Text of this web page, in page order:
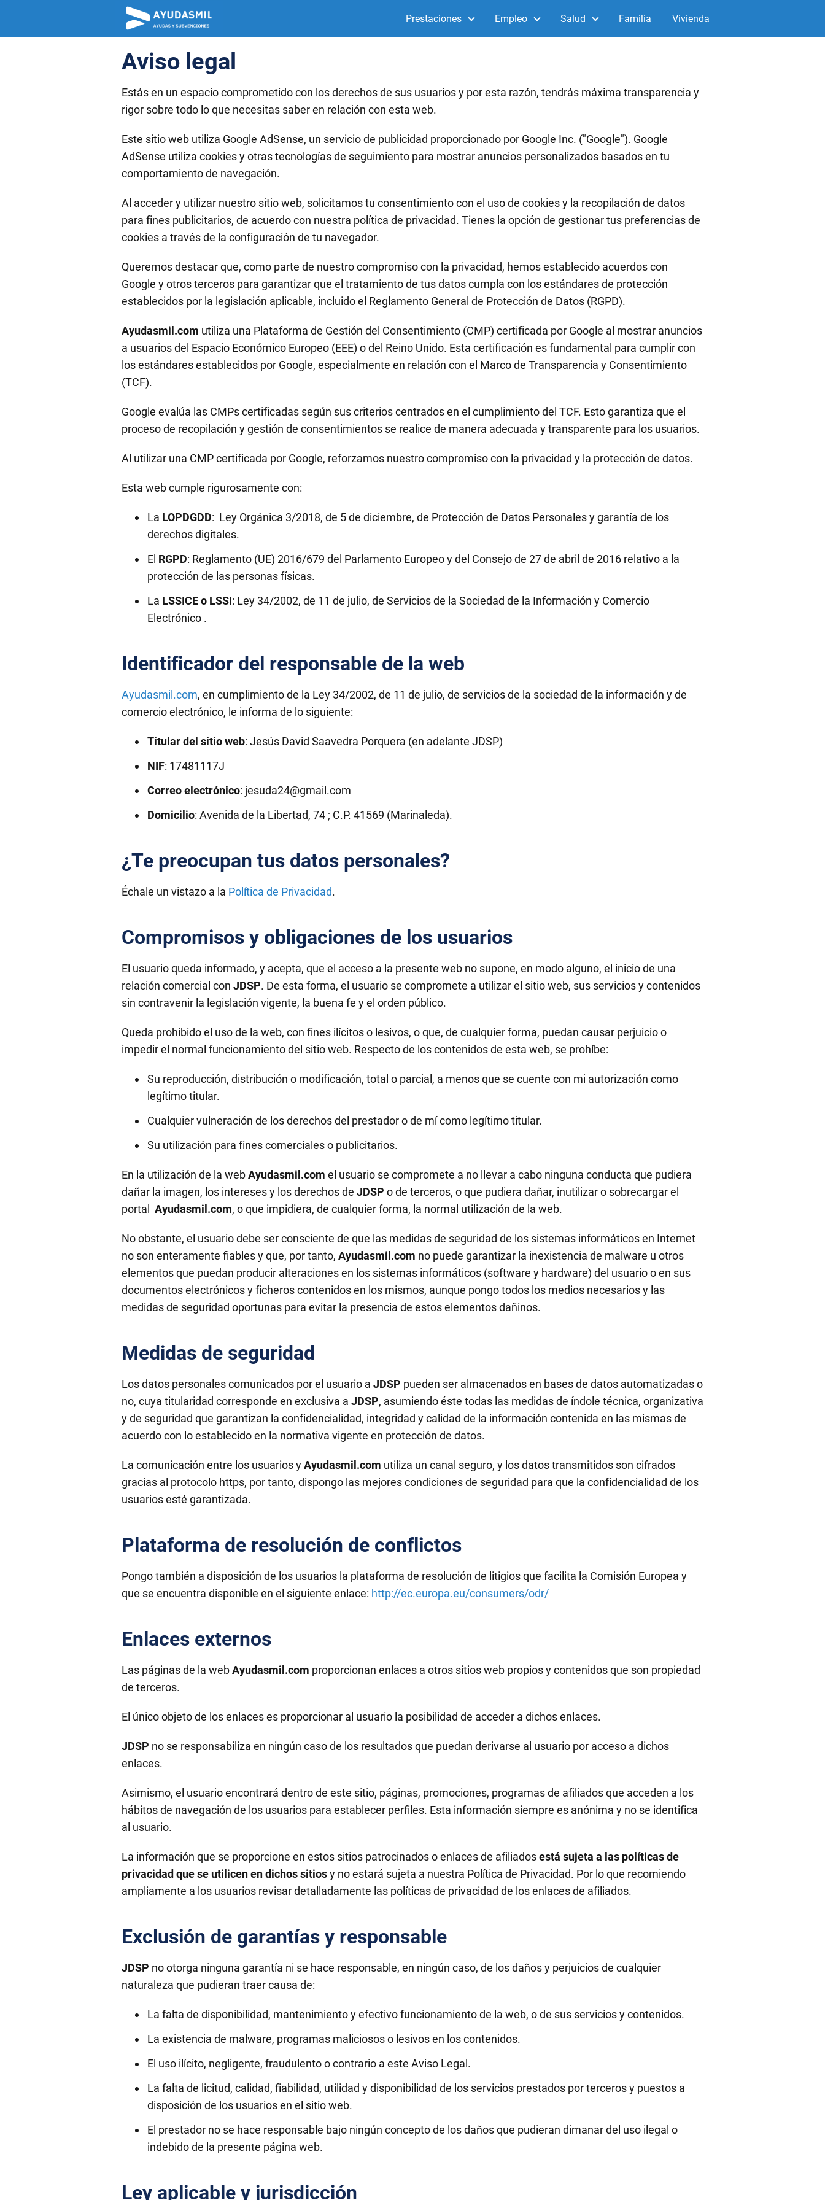
Prestaciones Empleo Salud Familia Vivienda
Aviso legal
Estás en un espacio comprometido con los derechos de sus usuarios y por esta razón, tendrás máxima transparencia y
rigor sobre todo lo que necesitas saber en relación con esta web.
Este sitio web utiliza Google AdSense, un servicio de publicidad proporcionado por Google Inc. ("Google"). Google
AdSense utiliza cookies y otras tecnologías de seguimiento para mostrar anuncios personalizados basados en tu
comportamiento de navegación.
Al acceder y utilizar nuestro sitio web, solicitamos tu consentimiento con el uso de cookies y la recopilación de datos
para fines publicitarios, de acuerdo con nuestra política de privacidad. Tienes la opción de gestionar tus preferencias de
cookies a través de la configuración de tu navegador.
Queremos destacar que, como parte de nuestro compromiso con la privacidad, hemos establecido acuerdos con
Google y otros terceros para garantizar que el tratamiento de tus datos cumpla con los estándares de protección
establecidos por la legislación aplicable, incluido el Reglamento General de Protección de Datos (RGPD).
Ayudasmil.com utiliza una Plataforma de Gestión del Consentimiento (CMP) certificada por Google al mostrar anuncios
a usuarios del Espacio Económico Europeo (EEE) o del Reino Unido. Esta certificación es fundamental para cumplir con
los estándares establecidos por Google, especialmente en relación con el Marco de Transparencia y Consentimiento
(TCF).
Google evalúa las CMPs certificadas según sus criterios centrados en el cumplimiento del TCF. Esto garantiza que el
proceso de recopilación y gestión de consentimientos se realice de manera adecuada y transparente para los usuarios.
Al utilizar una CMP certificada por Google, reforzamos nuestro compromiso con la privacidad y la protección de datos.
Esta web cumple rigurosamente con:
La LOPDGDD: Ley Orgánica 3/2018, de 5 de diciembre, de Protección de Datos Personales y garantía de los
derechos digitales.
El RGPD: Reglamento (UE) 2016/679 del Parlamento Europeo y del Consejo de 27 de abril de 2016 relativo a la
protección de las personas físicas.
La LSSICE o LSSI: Ley 34/2002, de 11 de julio, de Servicios de la Sociedad de la Información y Comercio
Electrónico .
Identificador del responsable de la web
Ayudasmil.com, en cumplimiento de la Ley 34/2002, de 11 de julio, de servicios de la sociedad de la información y de
comercio electrónico, le informa de lo siguiente:
Titular del sitio web: Jesús David Saavedra Porquera (en adelante JDSP)
NIF: 17481117J
Correo electrónico: jesuda24@gmail.com
Domicilio: Avenida de la Libertad, 74 ; C.P. 41569 (Marinaleda).
¿Te preocupan tus datos personales?
Échale un vistazo a la Política de Privacidad.
Compromisos y obligaciones de los usuarios
El usuario queda informado, y acepta, que el acceso a la presente web no supone, en modo alguno, el inicio de una
relación comercial con JDSP. De esta forma, el usuario se compromete a utilizar el sitio web, sus servicios y contenidos
sin contravenir la legislación vigente, la buena fe y el orden público.
Queda prohibido el uso de la web, con fines ilícitos o lesivos, o que, de cualquier forma, puedan causar perjuicio o
impedir el normal funcionamiento del sitio web. Respecto de los contenidos de esta web, se prohíbe:
Su reproducción, distribución o modificación, total o parcial, a menos que se cuente con mi autorización como
legítimo titular.
Cualquier vulneración de los derechos del prestador o de mí como legítimo titular.
Su utilización para fines comerciales o publicitarios.
En la utilización de la webAyudasmil.com el usuario se compromete a no llevar a cabo ninguna conducta que pudiera
dañar la imagen, los intereses y los derechos de JDSP o de terceros, o que pudiera dañar, inutilizar o sobrecargar el
portal
Ayudasmil.com, o que impidiera, de cualquier forma, la normal utilización de la web.
No obstante, el usuario debe ser consciente de que las medidas de seguridad de los sistemas informáticos en Internet
no son enteramente fiables y que, por tanto, Ayudasmil.com no puede garantizar la inexistencia de malware u otros
elementos que puedan producir alteraciones en los sistemas informáticos (software y hardware) del usuario o en sus
documentos electrónicos y ficheros contenidos en los mismos, aunque pongo todos los medios necesarios y las
medidas de seguridad oportunas para evitar la presencia de estos elementos dañinos.
Medidas de seguridad
Los datos personales comunicados por el usuario a JDSP pueden ser almacenados en bases de datos automatizadas o
no, cuya titularidad corresponde en exclusiva a JDSP, asumiendo éste todas las medidas de índole técnica, organizativa
y de seguridad que garantizan la confidencialidad, integridad y calidad de la información contenida en las mismas de
acuerdo con lo establecido en la normativa vigente en protección de datos.
La comunicación entre los usuarios yAyudasmil.com utiliza un canal seguro, y los datos transmitidos son cifrados
gracias al protocolo https, por tanto, dispongo las mejores condiciones de seguridad para que la confidencialidad de los
usuarios esté garantizada.
Plataforma de resolución de conflictos
Pongo también a disposición de los usuarios la plataforma de resolución de litigios que facilita la Comisión Europea y
que se encuentra disponible en el siguiente enlace: http://ec.europa.eu/consumers/odr/
Enlaces externos
Las páginas de la webAyudasmil.com proporcionan enlaces a otros sitios web propios y contenidos que son propiedad
de terceros.
El único objeto de los enlaces es proporcionar al usuario la posibilidad de acceder a dichos enlaces.
JDSP no se responsabiliza en ningún caso de los resultados que puedan derivarse al usuario por acceso a dichos
enlaces.
Asimismo, el usuario encontrará dentro de este sitio, páginas, promociones, programas de afiliados que acceden a los
hábitos de navegación de los usuarios para establecer perfiles. Esta información siempre es anónima y no se identifica
al usuario.
La información que se proporcione en estos sitios patrocinados o enlaces de afiliadosestá sujeta a las políticas de
privacidad que se utilicen en dichos sitiosy no estará sujeta a nuestra Política de Privacidad. Por lo que recomiendo
ampliamente a los usuarios revisar detalladamente las políticas de privacidad de los enlaces de afiliados.
Exclusión de garantías y responsable
JDSP no otorga ninguna garantía ni se hace responsable, en ningún caso, de los daños y perjuicios de cualquier
naturaleza que pudieran traer causa de:
La falta de disponibilidad, mantenimiento y efectivo funcionamiento de la web, o de sus servicios y contenidos.
La existencia de malware, programas maliciosos o lesivos en los contenidos.
El uso ilícito, negligente, fraudulento o contrario a este Aviso Legal.
La falta de licitud, calidad, fiabilidad, utilidad y disponibilidad de los servicios prestados por terceros y puestos a
disposición de los usuarios en el sitio web.
El prestador no se hace responsable bajo ningún concepto de los daños que pudieran dimanar del uso ilegal o
indebido de la presente página web.
Ley aplicable y jurisdicción